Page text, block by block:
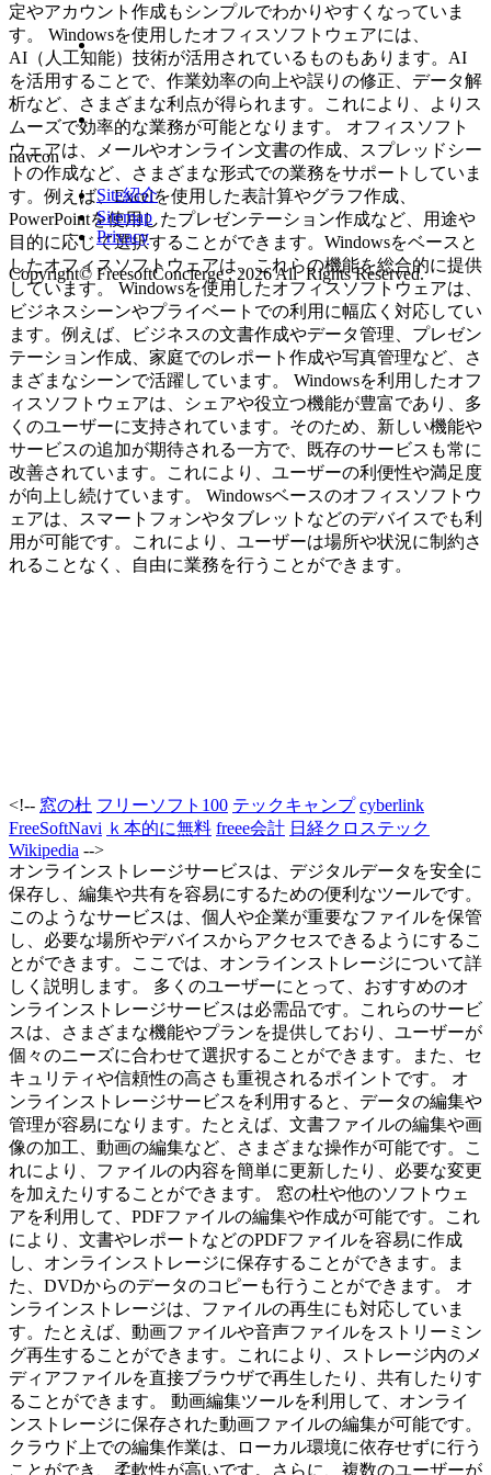
定やアカウント作成もシンプルでわかりやすくなっていま
す。 Windowsを使用したオフィスソフトウェアには、
AI（人工知能）技術が活用されているものもあります。AI
を活用することで、作業効率の向上や誤りの修正、データ解
析など、さまざまな利点が得られます。これにより、よりス
ムーズで効率的な業務が可能となります。 オフィスソフト
ウェアは、メールやオンライン文書の作成、スプレッドシー
トの作成など、さまざまな形式での業務をサポートしていま
す。例えば、Excelを使用した表計算やグラフ作成、
PowerPointを使用したプレゼンテーション作成など、用途や
目的に応じて選択することができます。Windowsをベースと
したオフィスソフトウェアは、これらの機能を総合的に提供
しています。 Windowsを使用したオフィスソフトウェアは、
ビジネスシーンやプライベートでの利用に幅広く対応してい
ます。例えば、ビジネスの文書作成やデータ管理、プレゼン
テーション作成、家庭でのレポート作成や写真管理など、さ
まざまなシーンで活躍しています。 Windowsを利用したオフ
ィスソフトウェアは、シェアや役立つ機能が豊富であり、多
くのユーザーに支持されています。そのため、新しい機能や
サービスの追加が期待される一方で、既存のサービスも常に
改善されています。これにより、ユーザーの利便性や満足度
が向上し続けています。 Windowsベースのオフィスソフトウ
ェアは、スマートフォンやタブレットなどのデバイスでも利
用が可能です。これにより、ユーザーは場所や状況に制約さ
れることなく、自由に業務を行うことができます。
<!-- 窓の杜 フリーソフト100 テックキャンプ cyberlink
FreeSoftNavi ｋ本的に無料 freee会計 日経クロステック
Wikipedia -->
オンラインストレージサービスは、デジタルデータを安全に
保存し、編集や共有を容易にするための便利なツールです。
このようなサービスは、個人や企業が重要なファイルを保管
し、必要な場所やデバイスからアクセスできるようにするこ
とができます。ここでは、オンラインストレージについて詳
しく説明します。 多くのユーザーにとって、おすすめのオ
ンラインストレージサービスは必需品です。これらのサービ
スは、さまざまな機能やプランを提供しており、ユーザーが
個々のニーズに合わせて選択することができます。また、セ
キュリティや信頼性の高さも重視されるポイントです。 オ
ンラインストレージサービスを利用すると、データの編集や
管理が容易になります。たとえば、文書ファイルの編集や画
像の加工、動画の編集など、さまざまな操作が可能です。こ
れにより、ファイルの内容を簡単に更新したり、必要な変更
を加えたりすることができます。 窓の杜や他のソフトウェ
アを利用して、PDFファイルの編集や作成が可能です。これ
により、文書やレポートなどのPDFファイルを容易に作成
し、オンラインストレージに保存することができます。ま
た、DVDからのデータのコピーも行うことができます。 オ
ンラインストレージは、ファイルの再生にも対応していま
す。たとえば、動画ファイルや音声ファイルをストリーミン
グ再生することができます。これにより、ストレージ内のメ
ディアファイルを直接ブラウザで再生したり、共有したりす
ることができます。 動画編集ツールを利用して、オンライ
ンストレージに保存された動画ファイルの編集が可能です。
クラウド上での編集作業は、ローカル環境に依存せずに行う
ことができ、柔軟性が高いです。さらに、複数のユーザーが
navcon
Site紹介
Sitemap
Privacy
Copyright© FreesoftConcierge , 2026 All Rights Reserved.